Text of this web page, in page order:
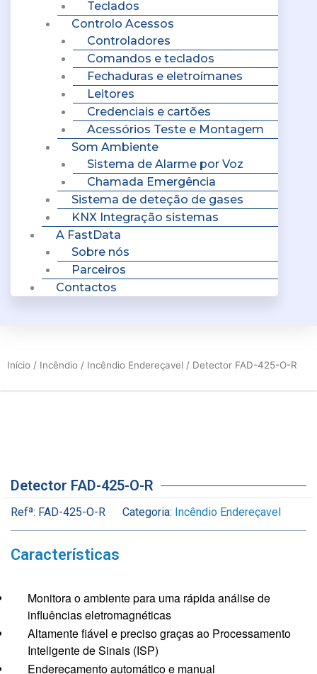
Teclados
Controlo Acessos
Controladores
Comandos e teclados
Fechaduras e eletroímanes
Leitores
Credenciais e cartões
Acessórios Teste e Montagem
Som Ambiente
Sistema de Alarme por Voz
Chamada Emergência
Sistema de deteção de gases
KNX Integração sistemas
A FastData
Sobre nós
Parceiros
Contactos
Início / Incêndio / Incêndio Endereçavel / Detector FAD-425-O-R
Detector FAD-425-O-R
Refª: FAD-425-O-R Categoria: Incêndio Endereçavel
Características
Monitora o ambiente para uma rápida análise de
influências eletromagnéticas
Altamente fiável e preciso graças ao Processamento
Inteligente de Sinais (ISP)
Endereçamento automático e manual